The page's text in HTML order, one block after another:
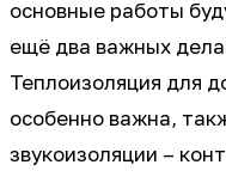
основные работы
ещё два важных
Теплоизоляция для
особенно важна,
звукоизоляции –